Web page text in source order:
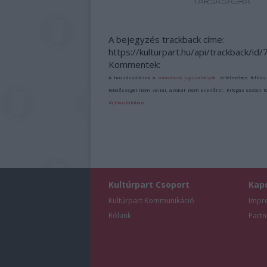
A bejegyzés trackback címe:
https://kulturpart.hu/api/trackback/id/
Kommentek:
A hozzászólások avonatkozó jogszabályok értelmében
felelősséget nem vállal, azokat nem ellenőrzi. Kifogás esetén
tájékoztatóban
Kultúrpart Csoport
Kultúrpart Kommunikáció
Rólunk